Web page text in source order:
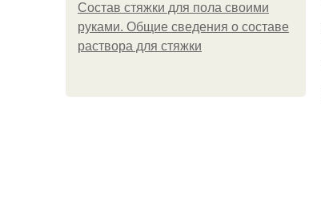
Состав стяжки для пола своими
руками. Общие сведения о составе
раствора для стяжки